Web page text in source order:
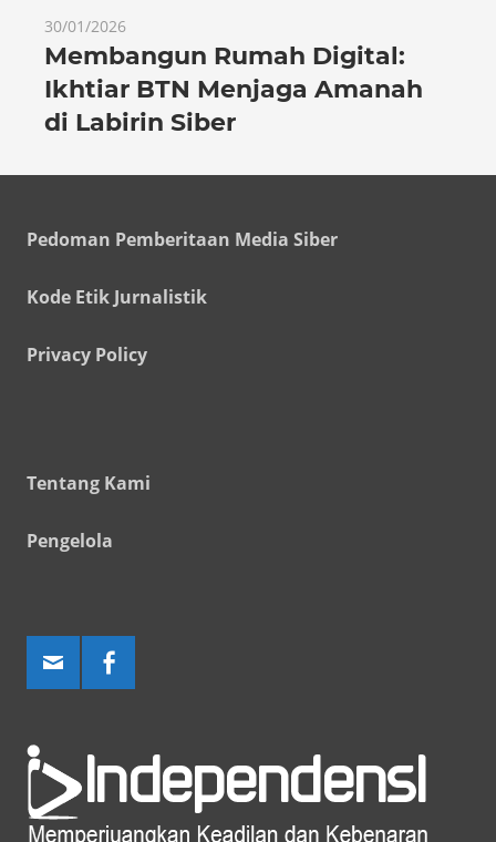
30/01/2026
Membangun Rumah Digital:
Ikhtiar BTN Menjaga Amanah
di Labirin Siber
Pedoman Pemberitaan Media Siber
Kode Etik Jurnalistik
Privacy Policy
Tentang Kami
Pengelola